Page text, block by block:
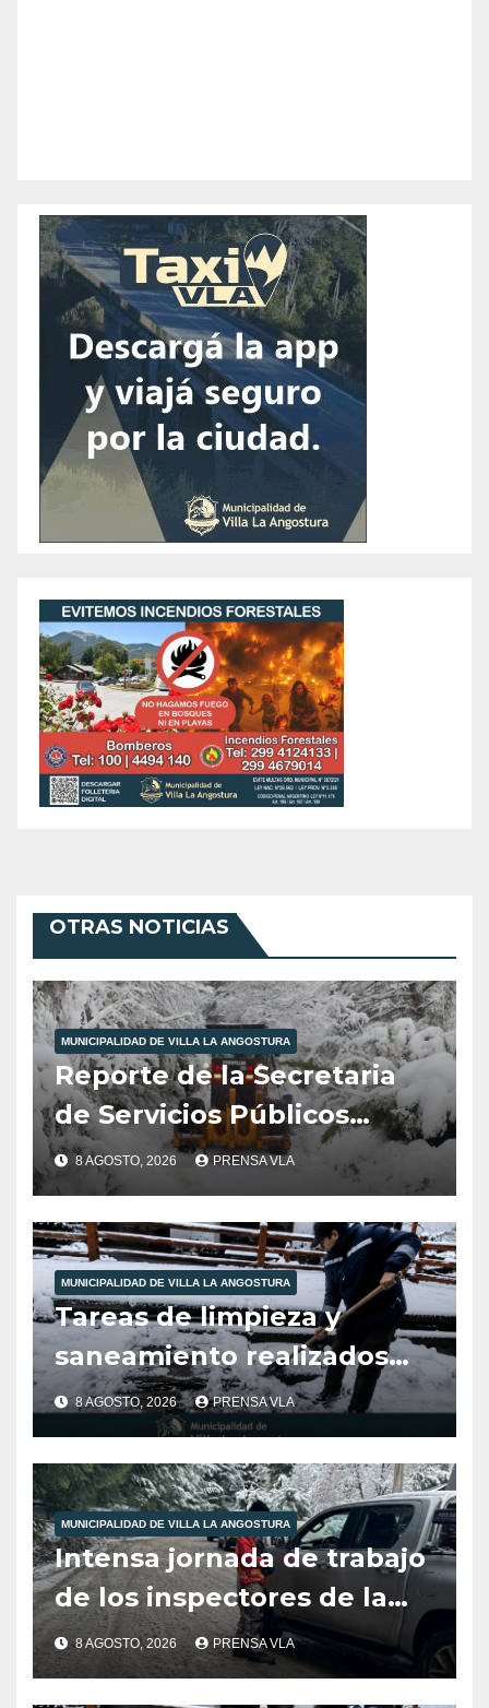
OTRAS NOTICIAS
MUNICIPALIDAD DE VILLA LA ANGOSTURA
Reporte de la Secretaria
de Servicios Públicos
Municipalidad de Villa la
Angostura día 8/8/26
-20:00HS
8 AGOSTO, 2026 PRENSA VLA
MUNICIPALIDAD DE VILLA LA ANGOSTURA
Tareas de limpieza y
saneamiento realizados
por la Secretaria de
atención al vecino
8 AGOSTO, 2026 PRENSA VLA
MUNICIPALIDAD DE VILLA LA ANGOSTURA
Intensa jornada de trabajo
de los inspectores de la
Dirección de Tránsito y
Transporte de la
8 AGOSTO, 2026 PRENSA VLA